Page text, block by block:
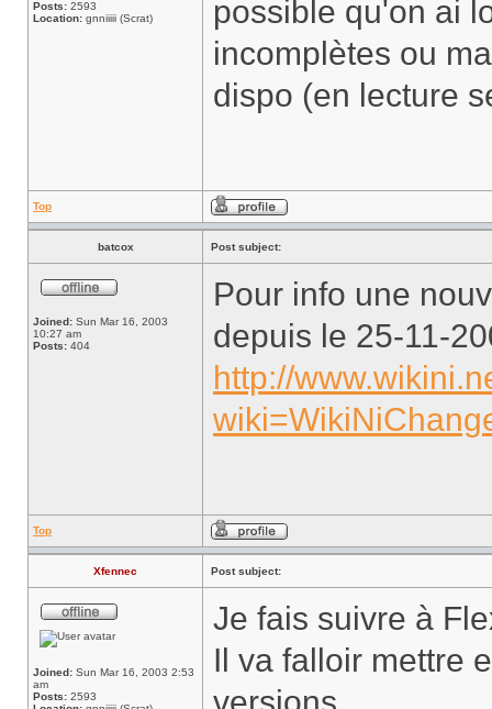
Posts: 2593
Location: gnniiiii (Scrat)
possible qu'on ai
incomplètes ou
dispo (en lecture
Top
batcox Post subject:
Joined: Sun Mar 16, 2003
10:27 am
Posts: 404
Pour info une
depuis le 25-11-
http://
Top
Xfennec Post subject:
Joined: Sun Mar 16, 2003 2:53
am
Posts: 2593
Je fais suivre à
Il va falloir mettre